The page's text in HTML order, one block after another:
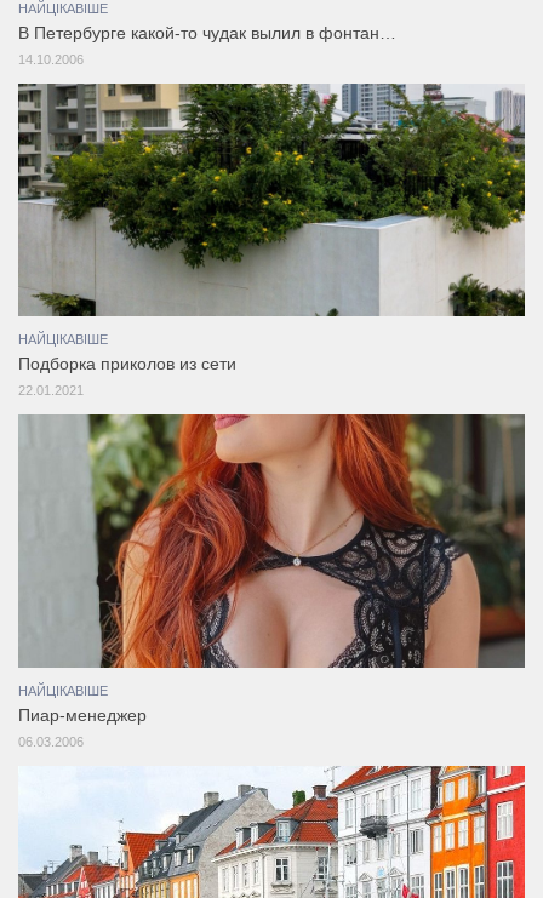
НАЙЦІКАВІШЕ
В Петербурге какой-то чудак вылил в фонтан…
14.10.2006
НАЙЦІКАВІШЕ
Подборка приколов из сети
22.01.2021
НАЙЦІКАВІШЕ
Пиар-менеджер
06.03.2006